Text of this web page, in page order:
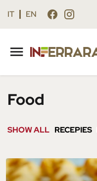
IT EN
Food
SHOW ALL RECEPIES